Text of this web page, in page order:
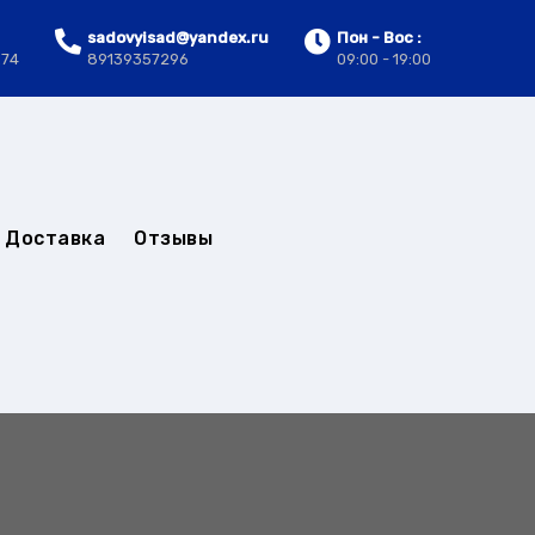
sadovyisad@yandex.ru
89139357296
Пон - Вос :
09:00 - 19:00
Доставка Отзывы